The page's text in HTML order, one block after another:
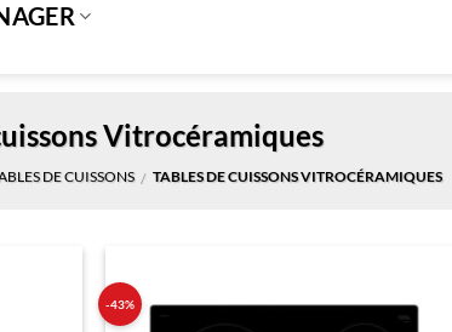
Vitrocéramiques
DE CUISSONS / TABLES DE CUISSONS VITROCÉRAMIQUES
-43%
Ajouter